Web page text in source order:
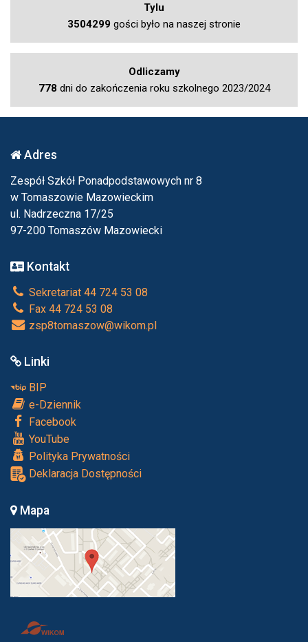
Tylu
3504299 gości było na naszej stronie
Odliczamy
778 dni do zakończenia roku szkolnego 2023/2024
Adres
Zespół Szkół Ponadpodstawowych nr 8
w Tomaszowie Mazowieckim
ul. Nadrzeczna 17/25
97-200 Tomaszów Mazowiecki
Kontakt
Sekretariat 44 724 53 08
Fax 44 724 53 08
zsp8tomaszow@wikom.pl
Linki
BIP
e-Dziennik
Facebook
YouTube
Polityka Prywatności
Deklaracja Dostępności
Mapa